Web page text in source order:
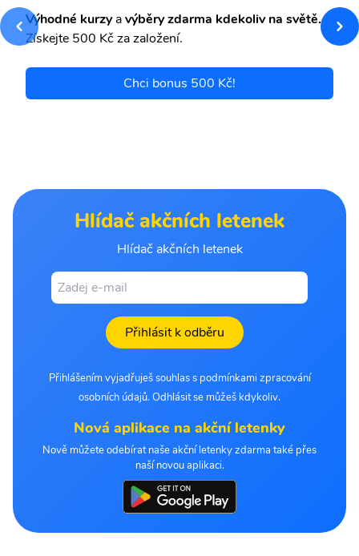
Výhodné kurzyavýběry zdarma kdekoliv na světě.
Získejte 500 Kč za založení.
Chci bonus 500 Kč!
Hlídač akčních letenek
Hlídač akčních letenek
Přihlásit k odběru
Přihlášením vyjadřuješ souhlas s podmínkami zpracování
osobních údajů. Odhlásit se můžeš kdykoliv.
Nová aplikace na akční letenky
Nově můžete odebírat naše akční letenky zdarma také přes
naší novou aplikaci.